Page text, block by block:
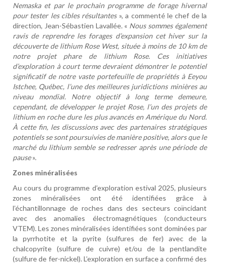
Nemaska et par le prochain programme de forage hivernal
pour tester les cibles résultantes», a commenté le chef de la
direction, Jean-Sébastien Lavallée. « Nous sommes également
ravis de reprendre les forages d’expansion cet hiver sur la
découverte de lithium Rose West, située à moins de 10 km de
notre projet phare de lithium Rose. Ces initiatives
d’exploration à court terme devraient démontrer le potentiel
significatif de notre vaste portefeuille de propriétés à Eeyou
Istchee, Québec, l’une des meilleures juridictions minières au
niveau mondial. Notre objectif à long terme demeure,
cependant, de développer le projet Rose, l’un des projets de
lithium en roche dure les plus avancés en Amérique du Nord.
À cette fin, les discussions avec des partenaires stratégiques
potentiels se sont poursuivies de manière positive, alors que le
marché du lithium semble se redresser après une période de
pause».
Zones minéralisées
Au cours du programme d’exploration estival 2025, plusieurs
zones minéralisées ont été identifiées grâce à
l’échantillonnage de roches dans des secteurs coïncidant
avec des anomalies électromagnétiques (conducteurs
VTEM). Les zones minéralisées identifiées sont dominées par
la pyrrhotite et la pyrite (sulfures de fer) avec de la
chalcopyrite (sulfure de cuivre) et/ou de la pentlandite
(sulfure de fer-nickel). L’exploration en surface a confirmé des